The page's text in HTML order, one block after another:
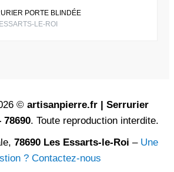
PORTE BLINDÉE
LE-ROI
© artisanpierre.fr | Serrurier
. Toute reproduction interdite.
78690 Les Essarts-le-Roi – Une
? Contactez-nous